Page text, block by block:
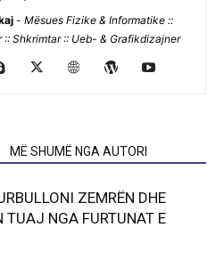
- Mësues Fizike & Informatike ::
Shkrimtar :: Ueb- & Grafikdizajner
MË SHUMË NGA AUTORI
ZEMRËN DHE
TUAJ NGA FURTUNAT E